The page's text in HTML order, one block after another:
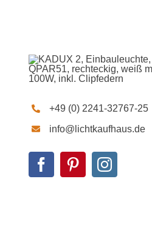
+49 (0) 2241-32767-25
info@lichtkaufhaus.de